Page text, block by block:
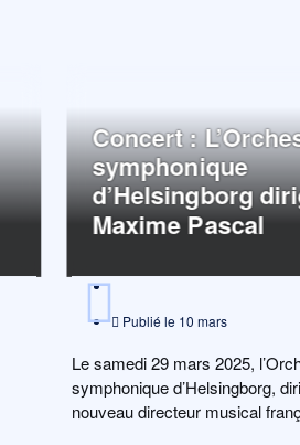
Concert :
symphonique
d’Helsingborg
Maxime Pascal
Publié le 10 mars
Le samedi 29 mars 2025,
symphonique d’Helsingborg,
nouveau directeur musical